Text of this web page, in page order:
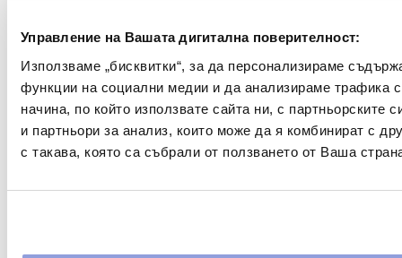
Управление на Вашата дигитална поверителност:
Използваме „бисквитки“, за да персонализираме
функции на социални медии и да анализираме трафика
начина, по който използвате сайта ни, с партньорските
и партньори за анализ, които може да я комбинират с
с такава, която са събрали от ползването от Ваша
2) Положителни симптоми на шизофрения
Положителните симптоми на шизофренията са
симптоми, които присъстват в дадено лице, но не
трябва да бъдат, като налудни идеи, халюцинации,
параноя и делюзии (странни делюзии). С други
думи, тези симптоми не са характерни за хора,